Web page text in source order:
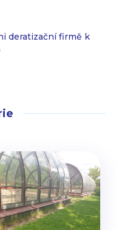
deratizační firmě k